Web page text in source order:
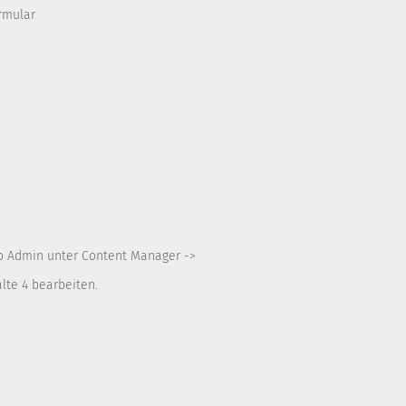
Admin unter Content Manager ->
4 bearbeiten.